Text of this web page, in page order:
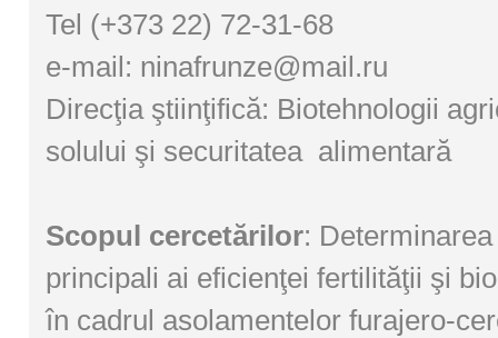
Tel (+373 22) 72-31-68
e-mail: ninafrunze@mail.ru
Direcţia ştiinţifică: Biotehnologii
solului şi securitatea alimentară
Scopul cercetărilor:
principali ai eficienţei fertilităţii şi
în cadrul asolamentelor furajero-